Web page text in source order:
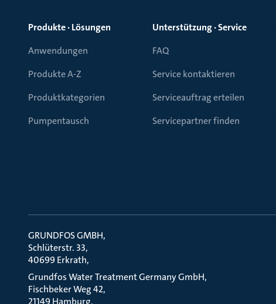
Produkte · Lösungen
Anwendungen
Produkte A-Z
Produktkategorien
Pumpentausch
Unterstützung · Service
FAQ
Service kontaktieren
Serviceauftrag erteilen
Servicepartner finden
GRUNDFOS GMBH
Schlüterstr. 33
40699 Erkrath
Grundfos Water Treatment Germany GmbH
Fischbeker Weg 42
21149 Hamburg